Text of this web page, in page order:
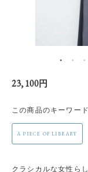
23,100円
この商品のキーワード
A PIECE OF LIBRARY
クラシカルな女性ら